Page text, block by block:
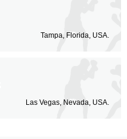
Tampa, Florida, USA.
Las Vegas, Nevada, USA.